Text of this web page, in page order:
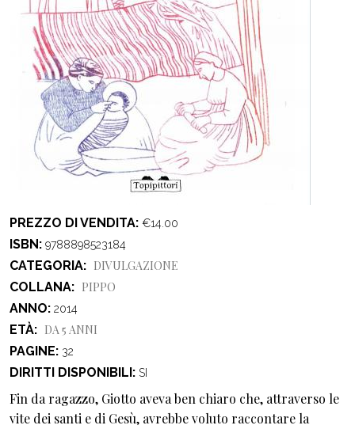
PREZZO DI VENDITA €14.00
ISBN 9788898523184
CATEGORIA
DIVULGAZIONE
COLLANA
PIPPO
ANNO 2014
ETÀ
DA 5 ANNI
PAGINE
32
DIRITTI DISPONIBILI SI
Fin da ragazzo, Giotto aveva ben chiaro che, attraverso le
vite dei santi e di Gesù, avrebbe voluto raccontare la